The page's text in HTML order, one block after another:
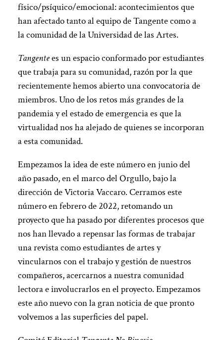
físico/psíquico/emocional: acontecimientos que
han afectado tanto al equipo de Tangente como a
la comunidad de la Universidad de las Artes.
Tangentees un espacio conformado por estudiantes
que trabaja para su comunidad, razón por la que
recientemente hemos abierto una convocatoria de
miembros. Uno de los retos más grandes de la
pandemia y el estado de emergencia es que la
virtualidad nos ha alejado de quienes se incorporan
a esta comunidad.
Empezamos la idea de este número en junio del
año pasado, en el marco del Orgullo, bajo la
dirección de Victoria Vaccaro. Cerramos este
número en febrero de 2022, retomando un
proyecto que ha pasado por diferentes procesos que
nos han llevado a repensar las formas de trabajar
una revista como estudiantes de artes y
vincularnos con el trabajo y gestión de nuestros
compañeros, acercarnos a nuestra comunidad
lectora e involucrarlos en el proyecto. Empezamos
este año nuevo con la gran noticia de que pronto
volvemos a las superficies del papel.